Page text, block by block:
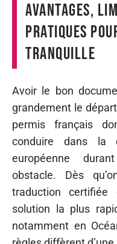
Avantages,
pratiques
tranquille
Avoir le bon
grandement le
permis français
conduire dans la
européenne
obstacle. Dès
traduction
solution la plus
notamment en